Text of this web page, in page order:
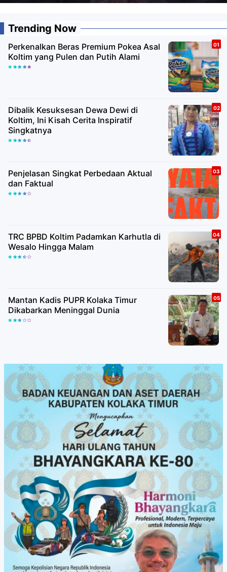
Trending Now
Perkenalkan Beras Premium Pokea Asal
Koltim yang Pulen dan Putih Alami
Dibalik Kesuksesan Dewa Dewi di
Koltim, Ini Kisah Cerita Inspiratif
Singkatnya
Penjelasan Singkat Perbedaan Aktual
dan Faktual
TRC BPBD Koltim Padamkan Karhutla di
Wesalo Hingga Malam
Mantan Kadis PUPR Kolaka Timur
Dikabarkan Meninggal Dunia